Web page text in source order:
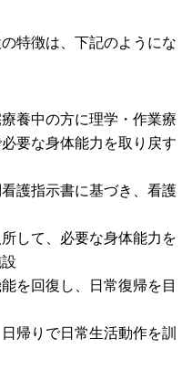
特徴は、下記のようにな
養中の方に理学・作業療
要な身体能力を取り戻す
護指示書に基づき、看護
して、必要な身体能力を
を回復し、日常復帰を目
帰りで日常生活動作を訓